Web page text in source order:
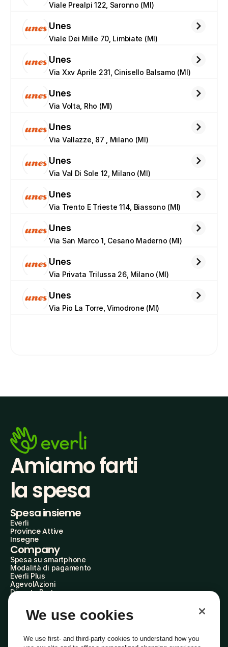
Viale Prealpi 122, Saronno (MI)
Unes
Viale Dei Mille 70, Limbiate (MI)
Unes
Via Xxv Aprile 231, Cinisello Balsamo (MI)
Unes
Via Volta, Rho (MI)
Unes
Via Vallazze, 87 , Milano (MI)
Unes
Via Val Di Sole 12, Milano (MI)
Unes
Via Trento E Trieste 114, Biassono (MI)
Unes
Via San Marco 1, Cesano Maderno (MI)
Unes
Via Privata Trilussa 26, Milano (MI)
Unes
Via Pio La Torre, Vimodrone (MI)
Amiamo farti
la spesa
Spesa insieme
Everli
Province Attive
Insegne
Company
Spesa su smartphone
Modalità di pagamento
Everli Plus
AgevolAzioni
Diventa Partner
Everli Shoppers
About Us
Everli News
We use cookies
We use first- and third-party cookies to understand how you